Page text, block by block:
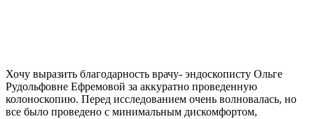
Хочу выразить благодарность врачу- эндоскописту Ольге
Рудольфовне Ефремовой за аккуратно проведенную
колоноскопию. Перед исследованием очень волновалась, но
все было проведено с минимальным дискомфортом,